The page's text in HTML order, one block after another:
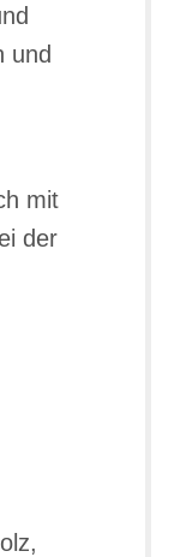
und
mit
der